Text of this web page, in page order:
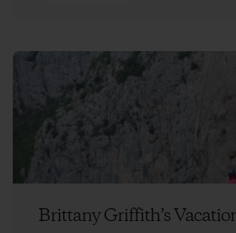
Brittany Griffith’s